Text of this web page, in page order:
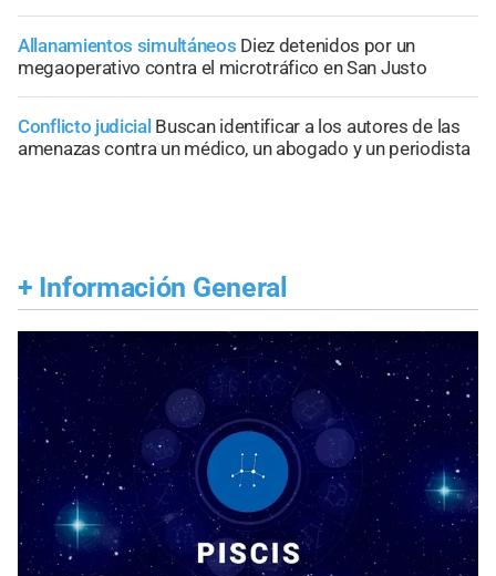
Allanamientos simultáneos Diez detenidos por un
megaoperativo contra el microtráfico en San Justo
Conflicto judicial Buscan identificar a los autores de las
amenazas contra un médico, un abogado y un periodista
+ Información General